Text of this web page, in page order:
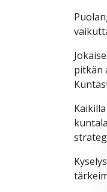
pitkän